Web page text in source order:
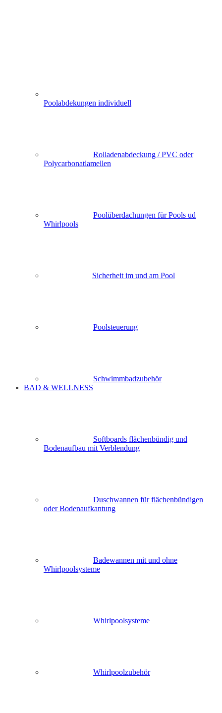
Poolabdekungen individuell
Rolladenabdeckung / PVC oder
Polycarbonatlamellen
Poolüberdachungen für Pools ud
Whirlpools
Sicherheit im und am Pool
Poolsteuerung
Schwimmbadzubehör
BAD & WELLNESS
Softboards flächenbündig und
Bodenaufbau mit Verblendung
Duschwannen für flächenbündigen
oder Bodenaufkantung
Badewannen mit und ohne
Whirlpoolsysteme
Whirlpoolsysteme
Whirlpoolzubehör